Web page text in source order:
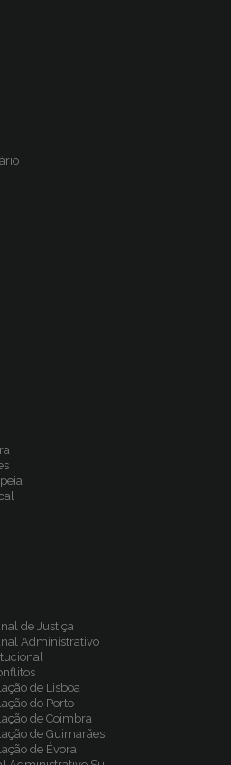
de Justiça
Administrativo
de Lisboa
do Porto
de Coimbra
de Guimarães
de Évora